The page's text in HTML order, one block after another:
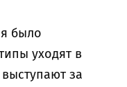
было
уходят в
за